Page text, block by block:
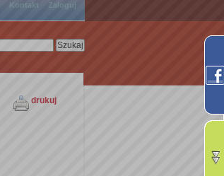
Kontakt Zaloguj
drukuj